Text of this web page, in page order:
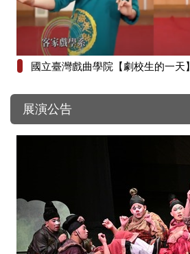
國立臺灣戲曲學院【劇校生的一天】
展演公告